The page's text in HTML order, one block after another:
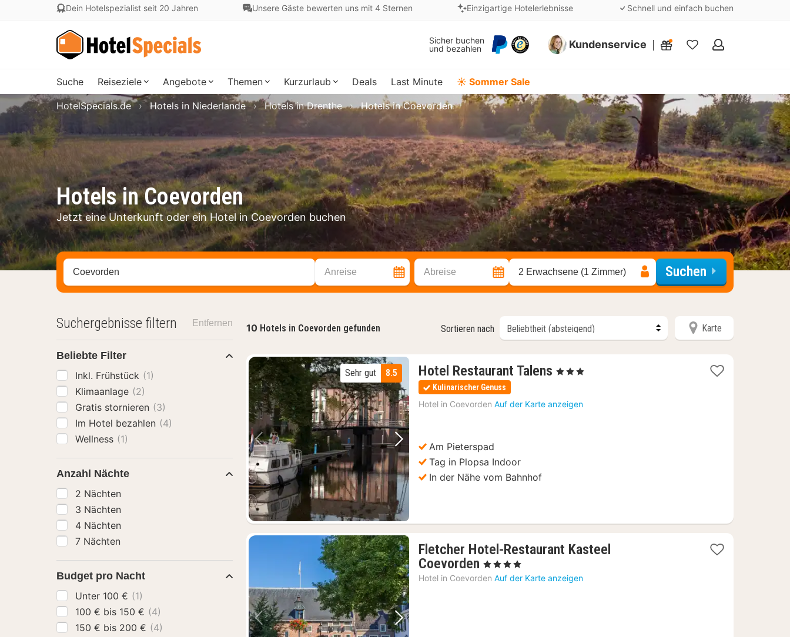
Dein Hotelspezialist seit 20 Jahren Unsere Gäste bewerten uns mit 4 Sternen Einzigartige Hotelerlebnisse Schnell und einfach buchen
Sicher buchen
und bezahlen
Kundenservice
Meine
Suche Reiseziele Angebote Themen Kurzurlaub Deals Last Minute ☀️ Sommer Sale
Hotels in Coevorden
Jetzt eine Unterkunft oder ein Hotel in Coevorden buchen
HotelSpecials.de Hotels in Niederlande Hotels in Drenthe Hotels in Coevorden
Stadt, Region oder Hotel suchen Anreise Abreise 2 Erwachsene (1 Zimmer) Suchen
10 Hotels in Coevorden gefunden Sortieren nach Karte
Vorheriges Bild Nächstes Bild
8.5
Sehr gut Hotel Restaurant Talens 1
ab
129
, 3 Sterne
Kulinarischer Genuss
Hotel in Coevorden Auf der Karte anzeigen
Am Pieterspad
Tag in Plopsa Indoor
In der Nähe vom Bahnhof
Vorheriges Bild Nächstes Bild
Fletcher Hotel-Restaurant Kasteel
Coevorden 1
Nacht
, 4 Sterne
Hotel in Coevorden Auf der Karte anzeigen
Suchergebnisse filtern Entfernen
Beliebte Filter
Inkl. Frühstück (1)
Klimaanlage (2)
Gratis stornieren (3)
Im Hotel bezahlen (4)
Wellness (1)
Anzahl Nächte
2 Nächten
3 Nächten
4 Nächten
7 Nächten
Budget pro Nacht
Unter 100 € (1)
100 € bis 150 € (4)
150 € bis 200 € (4)